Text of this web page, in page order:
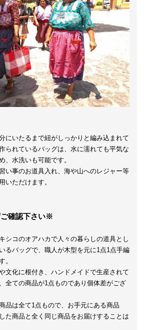
にいたるまで紐がしっかりと編み込まれて
られているバッグは、水に濡れても平気な
、水洗いも可能です。
い事のお道具入れ、海や山へのレジャー等
いただけます。
確認下さい※
シコのオアハカで人々の暮らしの道具とし
るバッグで、職人が木型を元に1点1点手編
。
文化に根付き、ハンドメイドで生産されて
全ての商品が1点ものであり個体差がござ
品は全て1点もので、お手元にある商品
た商品と全く同じ商品をお届けすることは